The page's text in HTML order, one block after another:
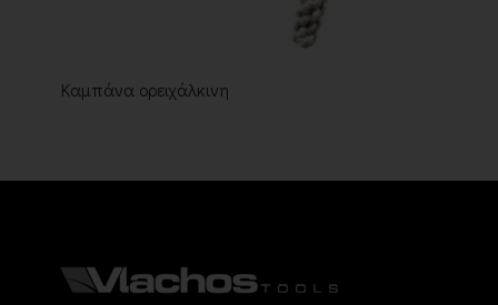
Καμπάνα ορειχάλκινη